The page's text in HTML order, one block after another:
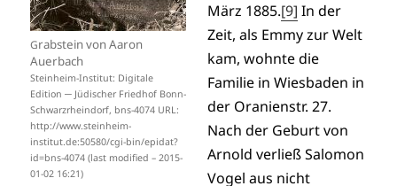
Grabstein von Aaron
Auerbach
Steinheim-Institut: Digitale
Edition ─ Jüdischer Friedhof Bonn-
Schwarzrheindorf, bns-4074 URL:
http://www.steinheim-
institut.de:50580/cgi-bin/epidat?
id=bns-4074 (last modified – 2015-
01-02 16:21)
März 1885.[9] In der
Zeit, als Emmy zur Welt
kam, wohnte die
Familie in Wiesbaden in
der Oranienstr. 27.
Nach der Geburt von
Arnold verließ Salomon
Vogel aus nicht